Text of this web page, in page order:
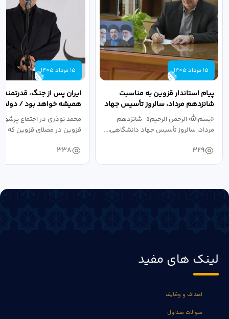
15 مرداد 1405
پیام استاندار قزوین به مناسبت
شانزدهم مرداد، سالروز تأسیس جهاد
دانشگاهی
«بسم‌الله الرحمن الرحیم» شانزدهم
مرداد، سالروز تأسیس جهاد دانشگاهی،...
329
15 مرداد 1405
ایران پس از جنگ،
همیشه خواهد بود / دولت
نبرد اقتصادی،...
محمد نوذری در اجتماع
قزوین در مصلای قزوین که
338
لینک های مفید
اهداف و وظایف
سوالات متداول